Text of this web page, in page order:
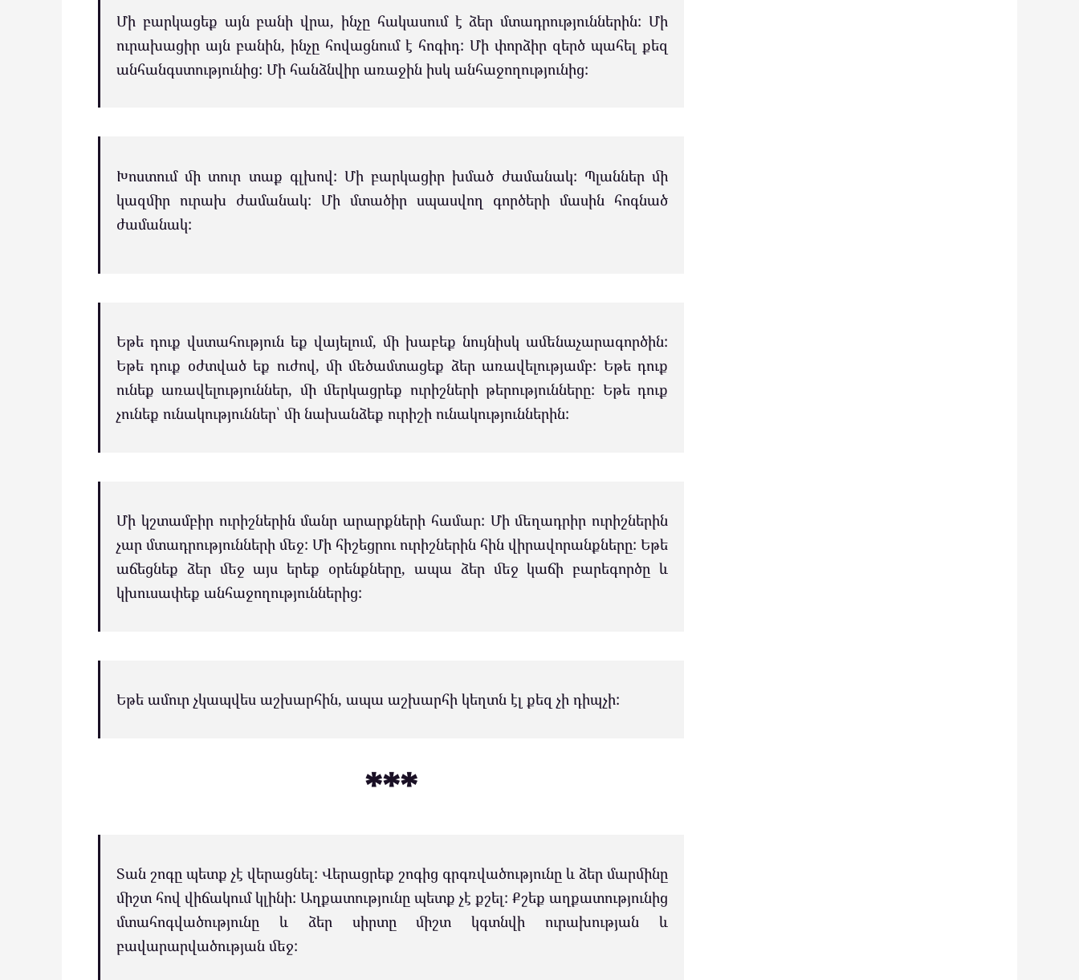
Մի բարկացեք այն բանի վրա, ինչը հակասում է ձեր մտադրություններին: Մի
ուրախացիր այն բանին, ինչը հովացնում է հոգիդ: Մի փորձիր զերծ պահել քեզ
անհանգստությունից: Մի հանձնվիր առաջին իսկ անհաջողությունից:
Խոստում մի տուր տաք գլխով: Մի բարկացիր խմած ժամանակ: Պլաններ մի
կազմիր ուրախ ժամանակ: Մի մտածիր սպասվող գործերի մասին հոգնած
ժամանակ:
Եթե դուք վստահություն եք վայելում, մի խաբեք նույնիսկ ամենաչարագործին:
Եթե դուք օժտված եք ուժով, մի մեծամտացեք ձեր առավելությամբ: Եթե դուք
ունեք առավելություններ, մի մերկացրեք ուրիշների թերությունները: Եթե դուք
չունեք ունակություններ՝ մի նախանձեք ուրիշի ունակություններին:
Մի կշտամբիր ուրիշներին մանր արարքների համար: Մի մեղադրիր ուրիշներին
չար մտադրությունների մեջ: Մի հիշեցրու ուրիշներին հին վիրավորանքները: Եթե
աճեցնեք ձեր մեջ այս երեք օրենքները, ապա ձեր մեջ կաճի բարեգործը և
կխուսափեք անհաջողություններից:
Եթե ամուր չկապվես աշխարհին, ապա աշխարհի կեղտն էլ քեզ չի դիպչի:
***
Տան շոգը պետք չէ վերացնել: Վերացրեք շոգից գրգռվածությունը և ձեր մարմինը
միշտ հով վիճակում կլինի: Աղքատությունը պետք չէ քշել: Քշեք աղքատությունից
մտահոգվածությունը և ձեր սիրտը միշտ կգտնվի ուրախության և
բավարարվածության մեջ: